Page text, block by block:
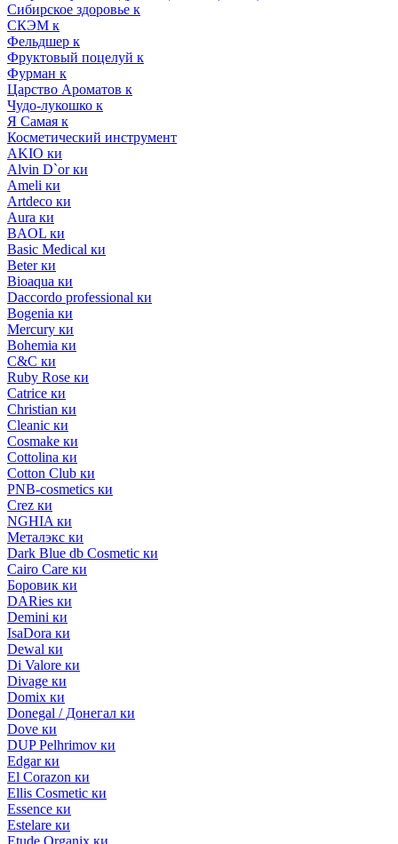
Сибирское здоровье к
СКЭМ к
Фельдшер к
Фруктовый поцелуй к
Фурман к
Царство Ароматов к
Чудо-лукошко к
Я Самая к
Косметический инструмент
AKIO ки
Alvin D`or ки
Ameli ки
Artdeco ки
Aura ки
BAOL ки
Basic Medical ки
Beter ки
Bioaqua ки
Daccordo professional ки
Bogenia ки
Mercury ки
Bohemia ки
C&C ки
Ruby Rose ки
Catrice ки
Christian ки
Cleanic ки
Cosmake ки
Cottolina ки
Cotton Club ки
PNB-cosmetics ки
Crez ки
NGHIA ки
Металэкс ки
Dark Blue db Cosmetic ки
Cairo Care ки
Боровик ки
DARies ки
Demini ки
IsaDora ки
Dewal ки
Di Valore ки
Divage ки
Domix ки
Donegal / Донегал ки
Dove ки
DUP Pelhrimov ки
Edgar ки
El Corazon ки
Ellis Cosmetic ки
Essence ки
Estelare ки
Etude Organix ки